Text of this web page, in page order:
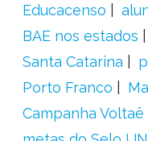
Educacenso
BAE nos estados
Santa Catarina
Porto Franco
Campanha Voltaê